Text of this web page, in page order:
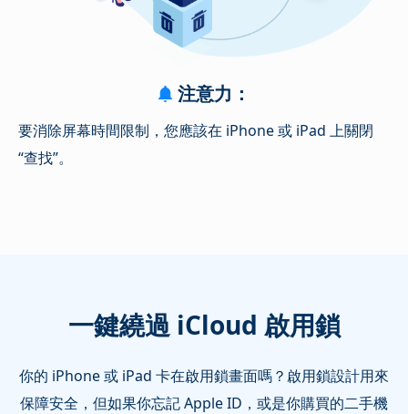
注意力：
要消除屏幕時間限制，您應該在 iPhone 或 iPad 上關閉
“查找”。
一鍵繞過 iCloud 啟用鎖
你的 iPhone 或 iPad 卡在啟用鎖畫面嗎？啟用鎖設計用來
保障安全，但如果你忘記 Apple ID，或是你購買的二手機